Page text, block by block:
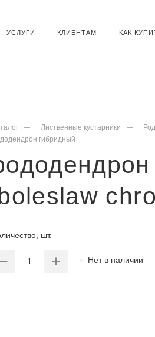
УСЛУГИ КЛИЕНТАМ КАК
Лиственные кустарники
гибридный
шт.
Нет в наличии